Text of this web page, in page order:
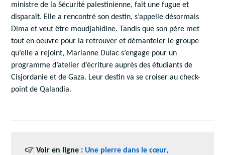
ministre de la Sécurité palestinienne, fait une fugue et
disparaît. Elle a rencontré son destin, s’appelle désormais
Dima et veut être moudjahidine. Tandis que son père met
tout en oeuvre pour la retrouver et démanteler le groupe
qu’elle a rejoint, Marianne Dulac s’engage pour un
programme d’atelier d’écriture auprès des étudiants de
Cisjordanie et de Gaza. Leur destin va se croiser au check-
point de Qalandia.
Voir en ligne :Une pierre dans le cœur,